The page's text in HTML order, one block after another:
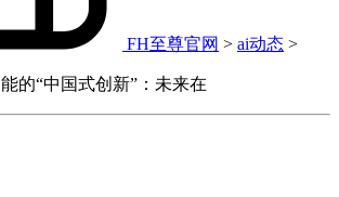
FH至尊官网 > ai动态 >
的“中国式创新”：未来在